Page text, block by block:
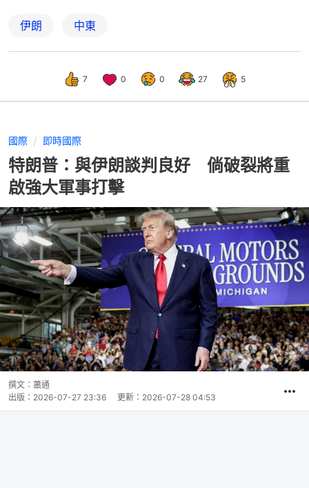
伊朗 中東
7 0 0 27 5
國際 即時國際
特朗普：與伊朗談判良好 倘破裂將重
啟強大軍事打擊
撰文： 蕭通
出版： 2026-07-27 23:36 更新： 2026-07-28 04:53